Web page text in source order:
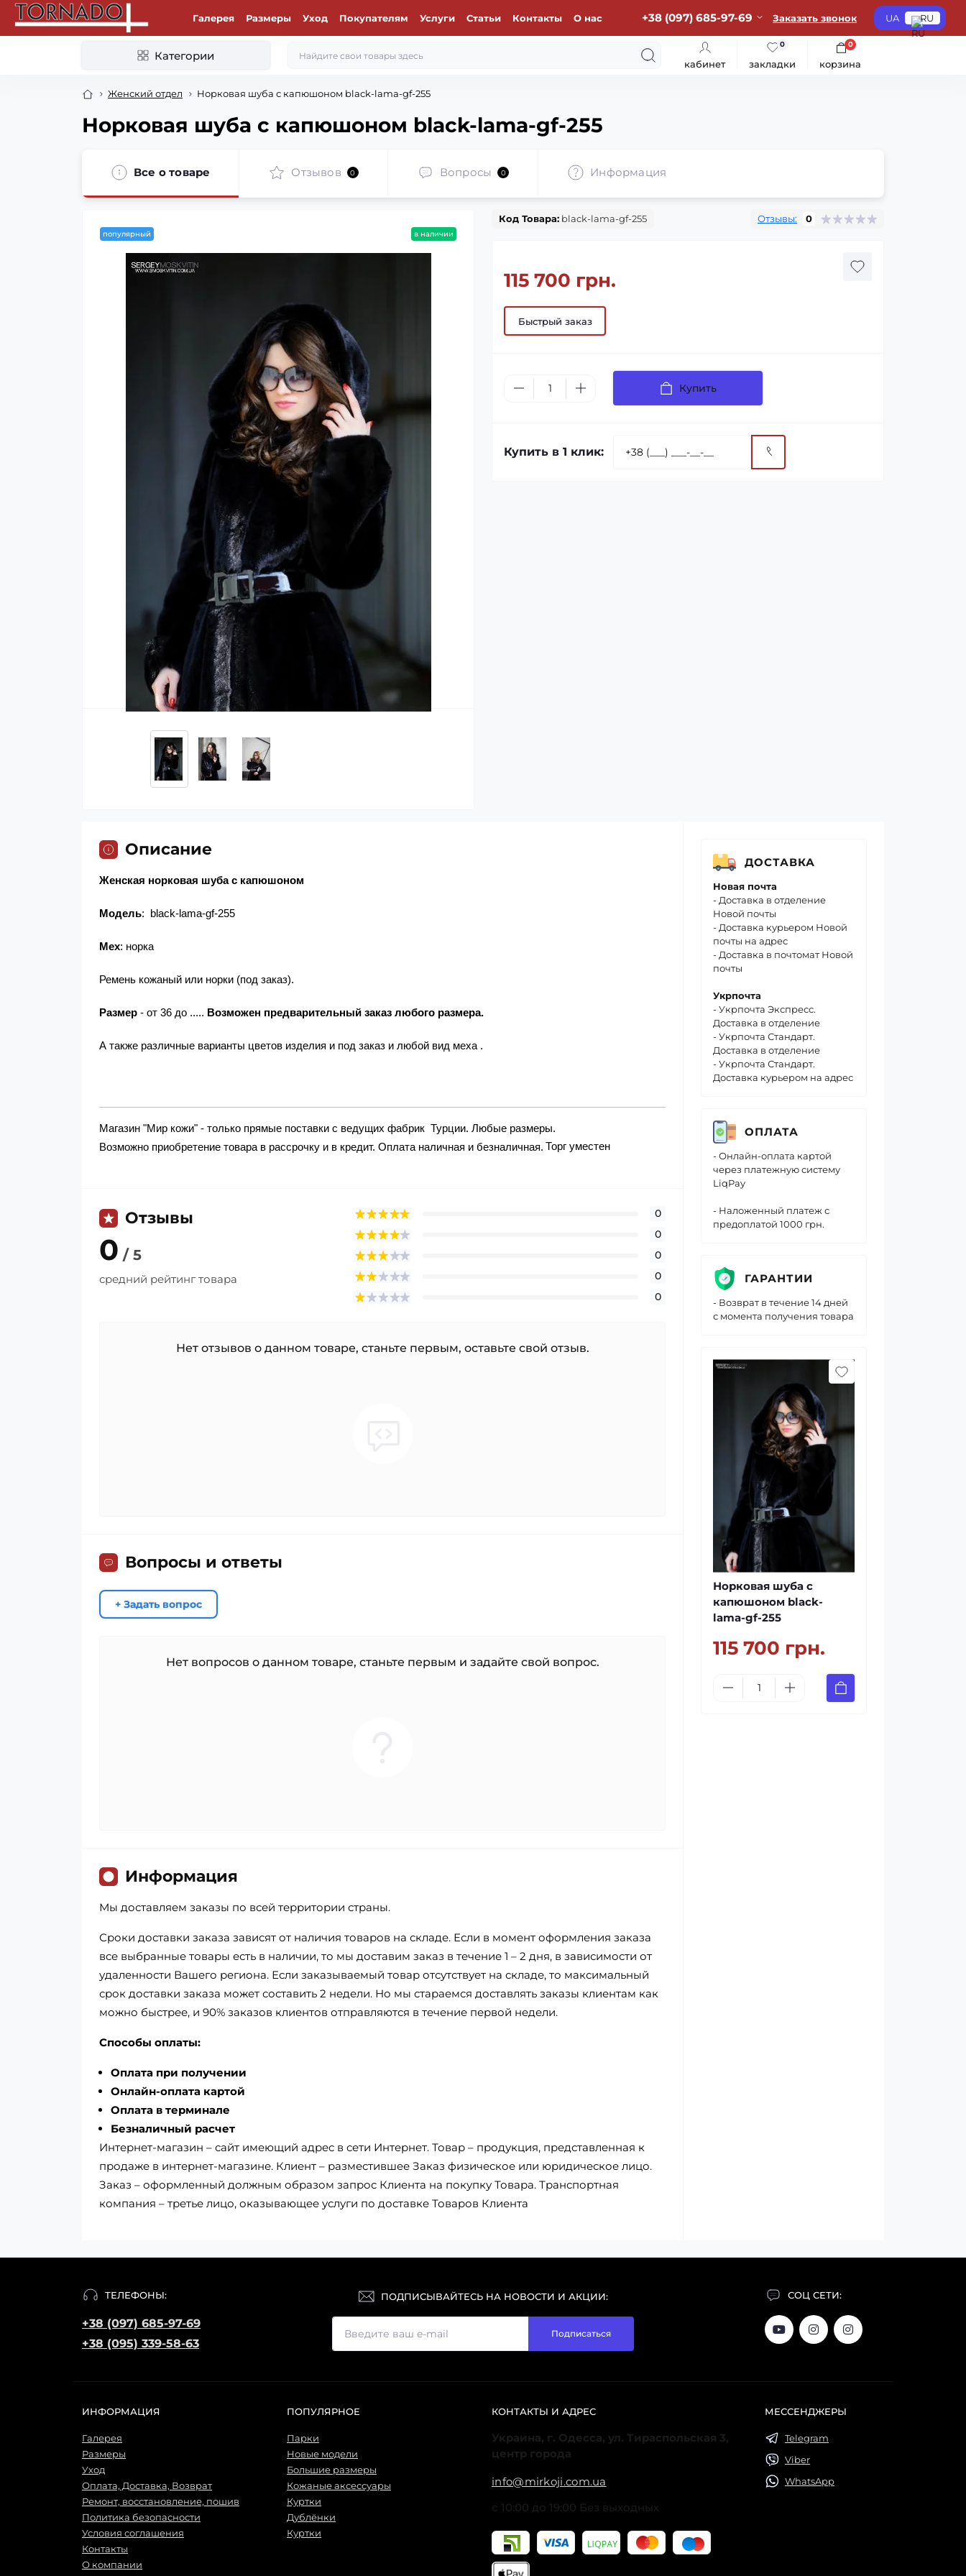
Галерея Размеры Уход Покупателям Услуги Статьи Контакты О нас +38 (097) 685-97-69 Заказать звонок UA RU
Категории
кабинет закладки
0
корзина
0
Женский отдел Норковая шуба с капюшоном black-lama-gf-255
Норковая шуба с капюшоном black-lama-gf-255
Все о товаре Отзывов 0 Вопросы 0 Информация
популярный в наличии
Код Товара: black-lama-gf-255 Отзывы: 0
115 700 грн.
Быстрый заказ
Купить
Купить в 1 клик:
Описание
Женская норковая шуба с капюшоном
Модель: black-lama-gf-255
Мех: норка
Ремень кожаный или норки (под заказ).
Размер - от 36 до ..... Возможен предварительный заказ любого размера.
А также различные варианты цветов изделия и под заказ и любой вид меха .
Магазин "Мир кожи" - только прямые поставки с ведущих фабрик Турции. Любые размеры.
Возможно приобретение товара в рассрочку и в кредит. Оплата наличная и безналичная. Торг уместен
Отзывы
0 / 5
средний рейтинг товара
0
0
0
0
0
Нет отзывов о данном товаре, станьте первым, оставьте свой отзыв.
Вопросы и ответы
+ Задать вопрос
Нет вопросов о данном товаре, станьте первым и задайте свой вопрос.
Информация
Мы доставляем заказы по всей территории страны.
Сроки доставки заказа зависят от наличия товаров на складе. Если в момент оформления заказа
все выбранные товары есть в наличии, то мы доставим заказ в течение 1 – 2 дня, в зависимости от
удаленности Вашего региона. Если заказываемый товар отсутствует на складе, то максимальный
срок доставки заказа может составить 2 недели. Но мы стараемся доставлять заказы клиентам как
можно быстрее, и 90% заказов клиентов отправляются в течение первой недели.
Способы оплаты:
Оплата при получении
Онлайн-оплата картой
Оплата в терминале
Безналичный расчет
Интернет-магазин – сайт имеющий адрес в сети Интернет. Товар – продукция, представленная к
продаже в интернет-магазине. Клиент – разместившее Заказ физическое или юридическое лицо.
Заказ – оформленный должным образом запрос Клиента на покупку Товара. Транспортная
компания – третье лицо, оказывающее услуги по доставке Товаров Клиента
ДОСТАВКА
Новая почта
- Доставка в отделение
Новой почты
- Доставка курьером Новой
почты на адрес
- Доставка в почтомат Новой
почты
Укрпочта
- Укрпочта Экспресс.
Доставка в отделение
- Укрпочта Стандарт.
Доставка в отделение
- Укрпочта Стандарт.
Доставка курьером на адрес
ОПЛАТА
- Онлайн-оплата картой
через платежную систему
LiqPay
- Наложенный платеж с
предоплатой 1000 грн.
ГАРАНТИИ
- Возврат в течение 14 дней
с момента получения товара
Норковая шуба с
капюшоном black-
lama-gf-255
115 700 грн.
ТЕЛЕФОНЫ:
+38 (097) 685-97-69
+38 (095) 339-58-63
СОЦ СЕТИ:
ПОДПИСЫВАЙТЕСЬ НА НОВОСТИ И АКЦИИ:
Подписаться
ИНФОРМАЦИЯ
Галерея
Размеры
Уход
Оплата, Доставка, Возврат
Ремонт, восстановление, пошив
Политика безопасности
Условия соглашения
Контакты
О компании
ПОПУЛЯРНОЕ
Парки
Новые модели
Большие размеры
Кожаные аксессуары
Куртки
Дублёнки
Куртки
КОНТАКТЫ И АДРЕС
Украина, г. Одесса, ул. Тираспольская 3,
центр города
info@mirkoji.com.ua
с 10:00 до 19:00 Без выходных
МЕССЕНДЖЕРЫ
Telegram
Viber
WhatsApp